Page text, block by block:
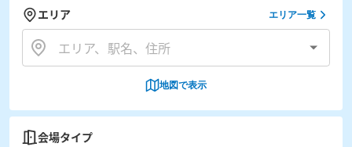
エリア エリア一覧
地図で表示
会場タイプ